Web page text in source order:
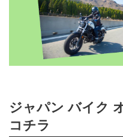
ジャパン バイク
コチラ